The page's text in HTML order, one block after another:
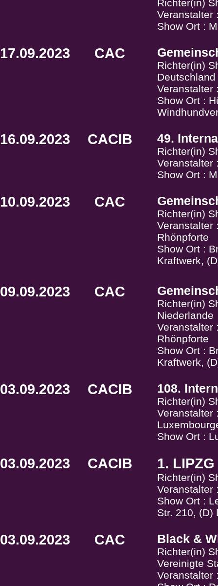
Richter(in)
Veranstalter
Show Ort :
17.09.2023 CAC
Richter(in)
Deutschland
Veranstalter
Show Ort :
16.09.2023 CACIB 49.
Richter(in)
Veranstalter
Show Ort :
10.09.2023 CAC
Richter(in)
Veranstalter
Rhönpforte
Show Ort :
Kraftwerk,
09.09.2023 CAC
Richter(in)
Niederlande
Veranstalter
Rhönpforte
Show Ort :
Kraftwerk,
03.09.2023 CACIB 108.
Richter(in)
Veranstalter
Show Ort :
03.09.2023 CACIB 1.
Richter(in)
Veranstalter
Show Ort :
Str. 210, (D)
03.09.2023 CAC Black &
Richter(in)
Vereinigte
Veranstalter